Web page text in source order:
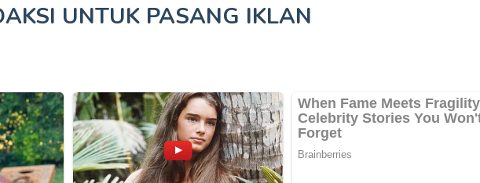
UNTUK PASANG IKLAN